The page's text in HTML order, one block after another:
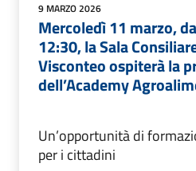
9 MARZO 2026
Mercoledì 11 marzo,
12:30, la Sala
Visconteo ospiterà la
dell’Academy
Un’opportunità di
per i cittadini